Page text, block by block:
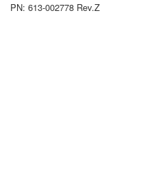
PN: 613-002778 Rev.Z